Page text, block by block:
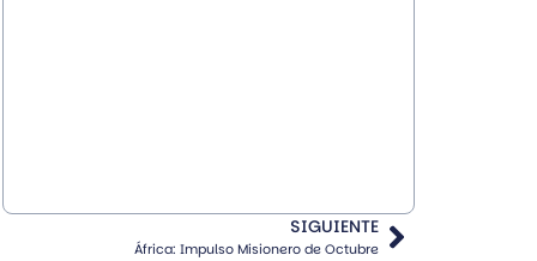
SIGUIENTE
África: Impulso Misionero de Octubre